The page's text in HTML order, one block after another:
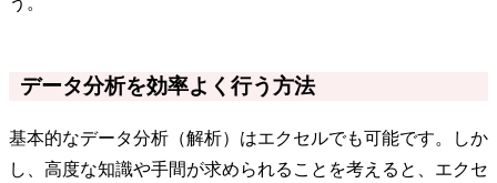
データ分析を効率よく行う方法
基本的なデータ分析（解析）はエクセルでも可能です。しか
し、高度な知識や手間が求められることを考えると、エクセ